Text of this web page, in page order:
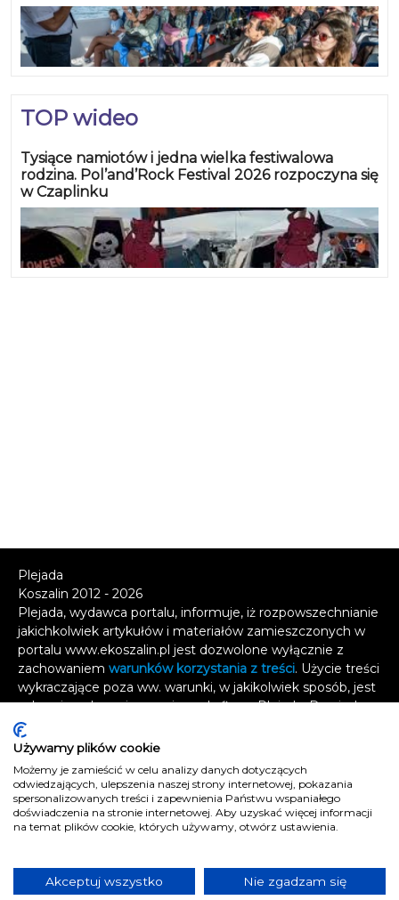
TOP wideo
Tysiące namiotów i jedna wielka festiwalowa
rodzina. Pol’and’Rock Festival 2026 rozpoczyna się
w Czaplinku
Plejada
Koszalin 2012 - 2026
Plejada, wydawca portalu, informuje, iż rozpowszechnianie
jakichkolwiek artykułów i materiałów zamieszczonych w
portalu www.ekoszalin.pl jest dozwolone wyłącznie z
zachowaniem warunków korzystania z treści. Użycie treści
wykraczające poza ww. warunki, w jakikolwiek sposób, jest
zabronione bez pisemnej zgody firmy Plejada. Dowiedz
się, w jaki sposób możesz uzyskać
wykorzystanie treści.
Naruszenie tych zasad jest łamaniem prawa i grozi
odpowiedzialnością karną.
Wszelkie prawa zastrzeżone.
Kontakt
Polityka prywatności
Używamy plików cookie
Możemy je zamieścić w celu analizy danych dotyczących
odwiedzających, ulepszenia naszej strony internetowej, pokazania
spersonalizowanych treści i zapewnienia Państwu wspaniałego
doświadczenia na stronie internetowej. Aby uzyskać więcej informacji
na temat plików cookie, których używamy, otwórz ustawienia.
Akceptuj wszystko Nie zgadzam się